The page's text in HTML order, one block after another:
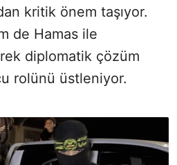
kritik önem taşıyor.
de Hamas ile
diplomatik çözüm
rolünü üstleniyor.